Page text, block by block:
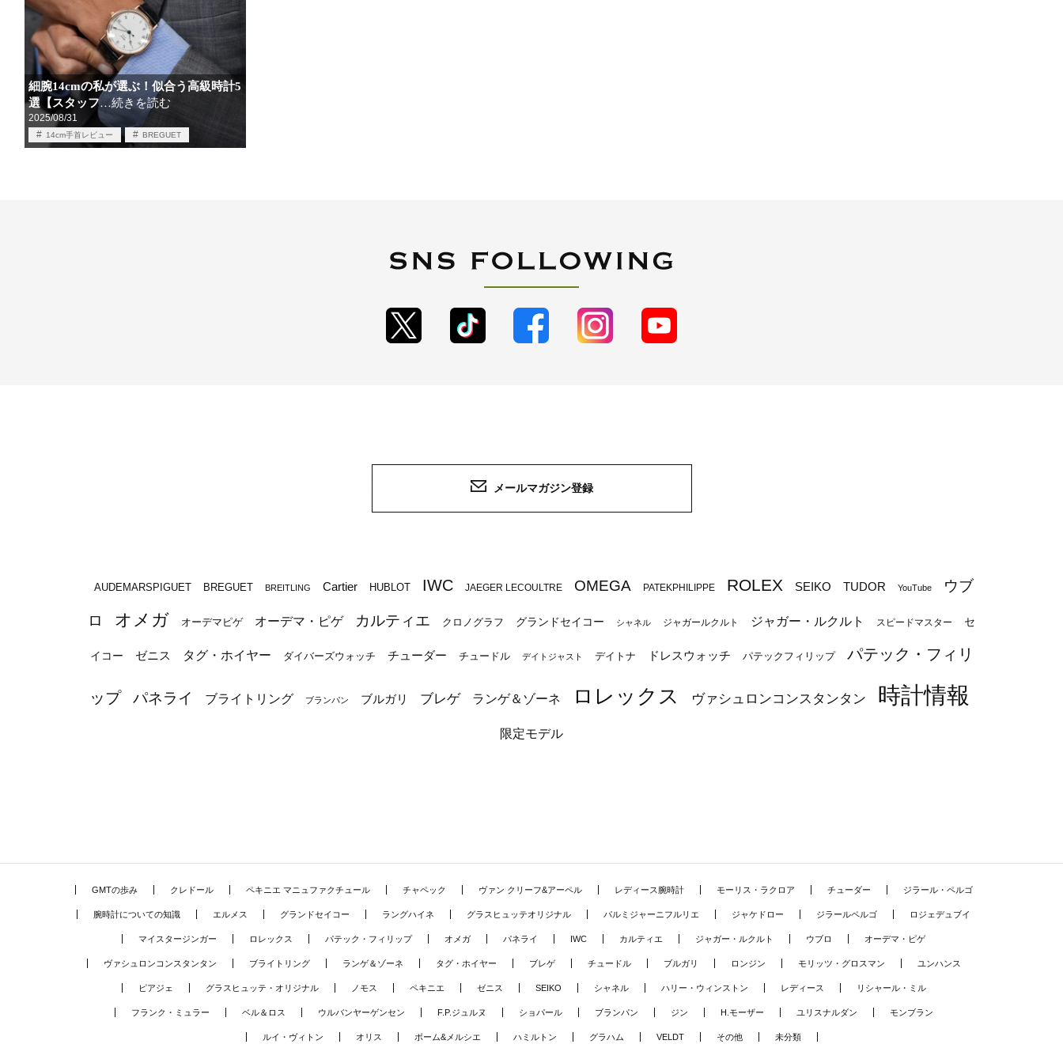
細腕14cmの私が選ぶ！似合う高級時計5
選【スタッフ…続きを読む
2025/08/31
14cm手首レビュー BREGUET
メールマガジン登録
AUDEMARSPIGUET BREGUET BREITLING Cartier HUBLOT IWC JAEGER LECOULTRE OMEGA PATEKPHILIPPE ROLEX SEIKO TUDOR YouTube ウブ
ロ オメガ オーデマピゲ オーデマ・ピゲ カルティエ クロノグラフ グランドセイコー シャネル ジャガールクルト ジャガー・ルクルト スピードマスター セ
イコー ゼニス タグ・ホイヤー ダイバーズウォッチ チューダー チュードル デイトジャスト デイトナ ドレスウォッチ パテックフィリップ パテック・フィリ
ップ パネライ ブライトリング ブランパン ブルガリ ブレゲ ランゲ＆ゾーネ ロレックス ヴァシュロンコンスタンタン 時計情報
限定モデル
GMTの歩み クレドール ペキニエ マニュファクチュール チャペック ヴァン クリーフ&アーペル レディース腕時計 モーリス・ラクロア チューダー ジラール・ペルゴ
腕時計についての知識 エルメス グランドセイコー ラングハイネ グラスヒュッテオリジナル パルミジャーニフルリエ ジャケドロー ジラールペルゴ ロジェデュブイ
マイスタージンガー ロレックス パテック・フィリップ オメガ パネライ IWC カルティエ ジャガー・ルクルト ウブロ オーデマ・ピゲ
ヴァシュロンコンスタンタン ブライトリング ランゲ＆ゾーネ タグ・ホイヤー ブレゲ チュードル ブルガリ ロンジン モリッツ・グロスマン ユンハンス
ピアジェ グラスヒュッテ・オリジナル ノモス ペキニエ ゼニス SEIKO シャネル ハリー・ウィンストン レディース リシャール・ミル
フランク・ミュラー ベル＆ロス ウルバンヤーゲンセン F.P.ジュルヌ ショパール ブランパン ジン H.モーザー ユリスナルダン モンブラン
ルイ・ヴィトン オリス ボーム&メルシエ ハミルトン グラハム VELDT その他 未分類